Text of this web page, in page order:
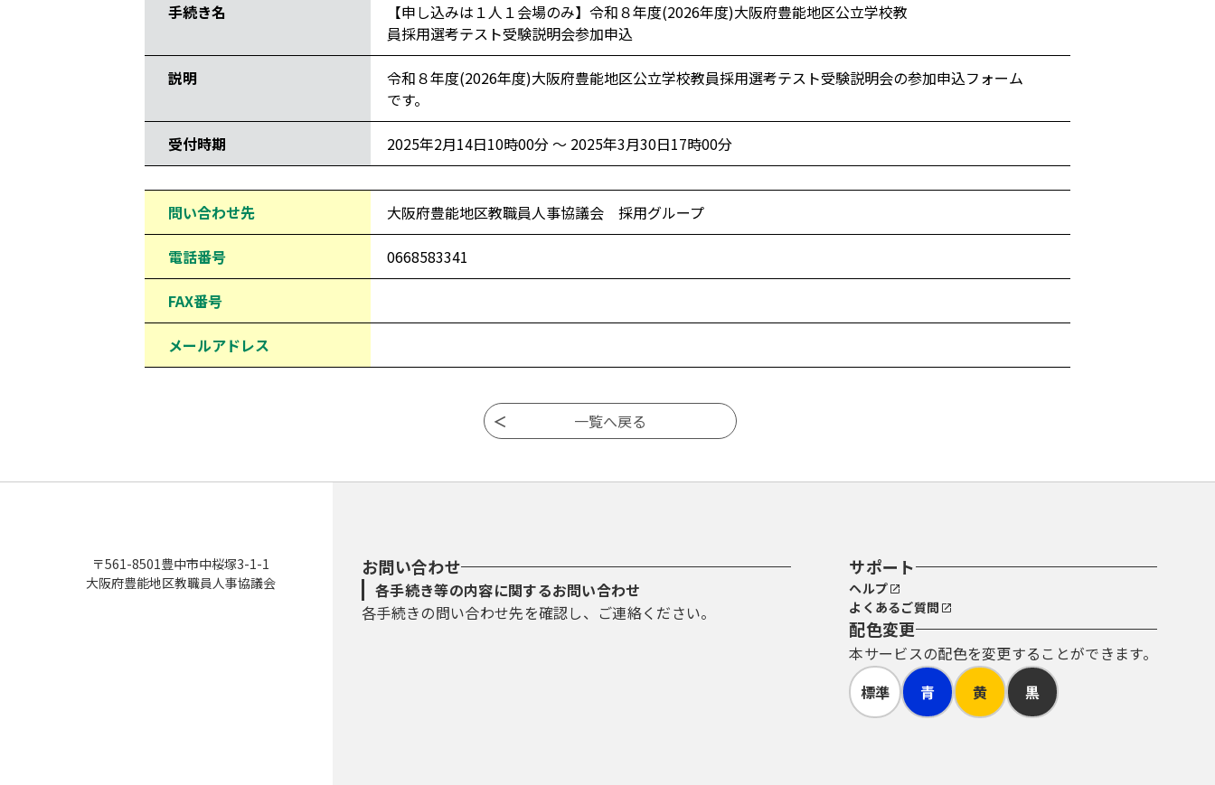
手続き名
【申し込みは１人１会場のみ】令和８年度(2026年度)大阪府豊能地区公立学校教
員採用選考テスト受験説明会参加申込
説明
令和８年度(2026年度)大阪府豊能地区公立学校教員採用選考テスト受験説明会の参加申込フォーム
です。
受付時期 2025年2月14日10時00分 ～ 2025年3月30日17時00分
問い合わせ先 大阪府豊能地区教職員人事協議会 採用グループ
電話番号 0668583341
FAX番号
メールアドレス
〒561-8501豊中市中桜塚3-1-1
大阪府豊能地区教職員人事協議会
お問い合わせ
各手続き等の内容に関するお問い合わせ
各手続きの問い合わせ先を確認し、ご連絡ください。
サポート
ヘルプ
よくあるご質問
配色変更
本サービスの配色を変更することができます。
標準
青 黄 黒